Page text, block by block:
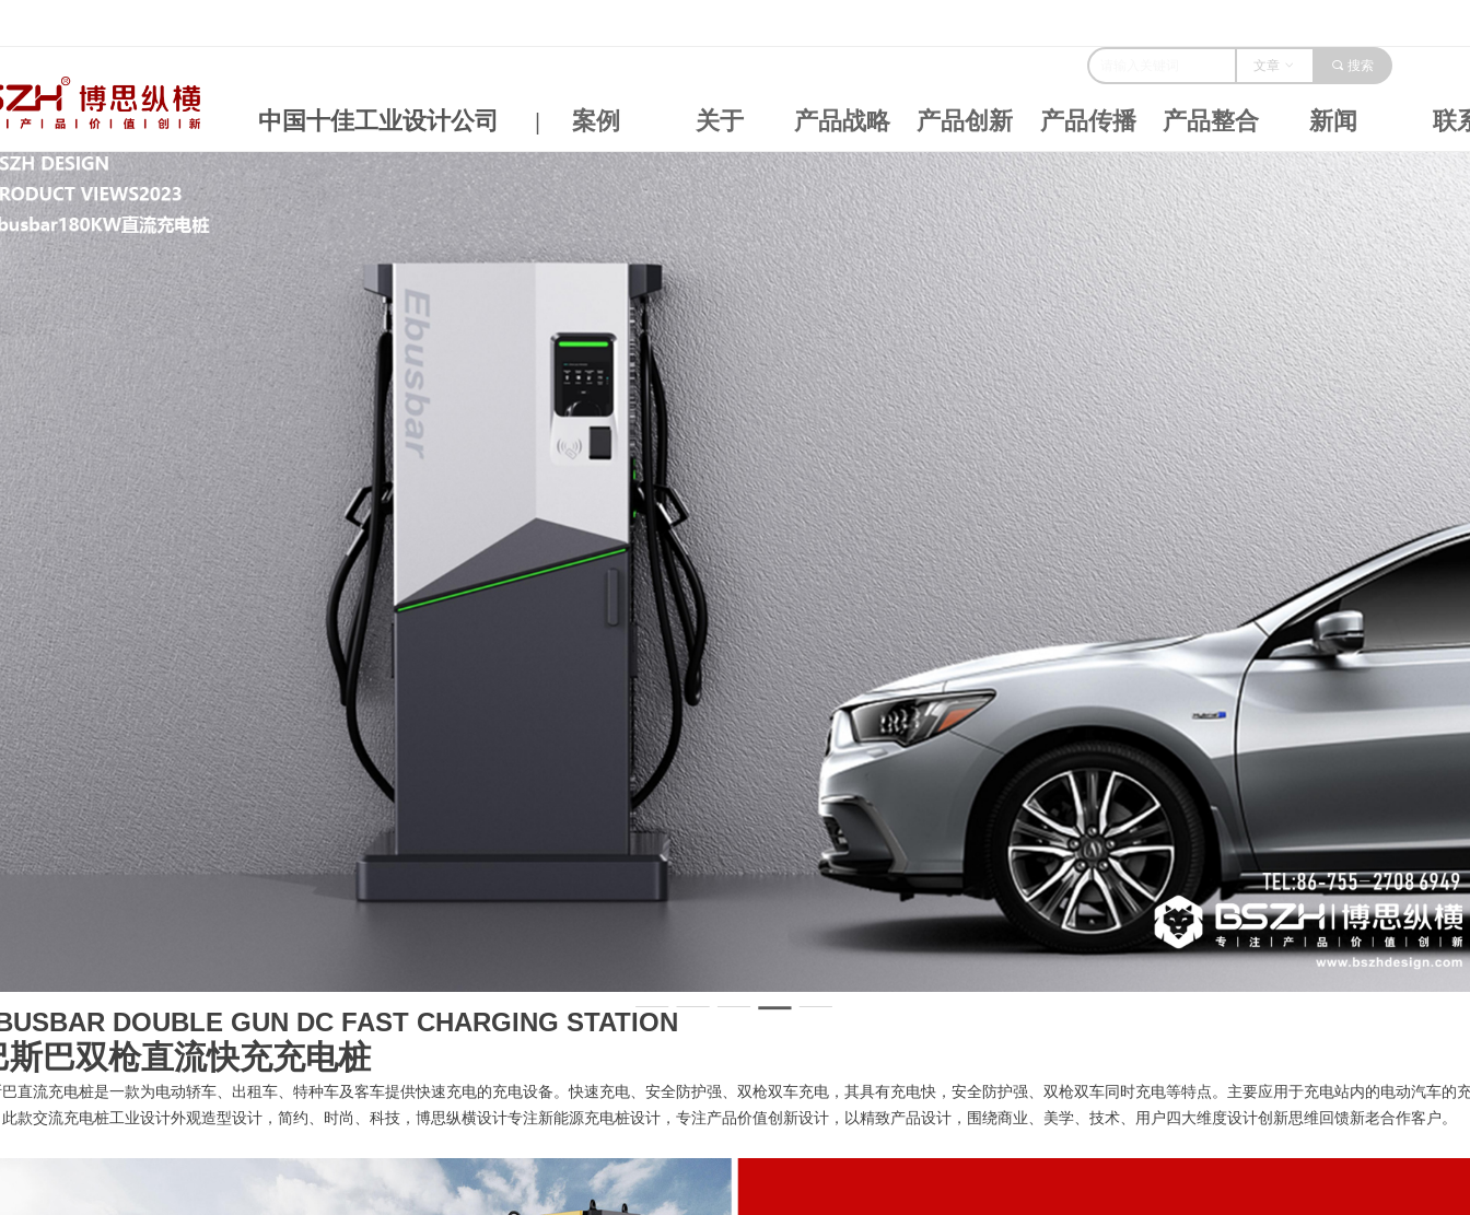
案例 关于 产品战略 产品创新 产品传播 产品整合 新闻 联
中国十佳工业设计公司 |
끠 搜索
文章 ꀁ
斯巴双枪直流快充充电桩
直流充电桩是一款为电动轿车、出租车、特种车及客车提供快速充电的充电设备。快速充电、安全防护强、双枪双车充电，其具有充电快，安全防护强、双枪双车同时充电等特点。主要应用于充电站内的电动汽车的
款交流充电桩工业设计外观造型设计，简约、时尚、科技，博思纵横设计专注新能源充电桩设计，专注产品价值创新设计，以精致产品设计，围绕商业、美学、技术、用户四大维度设计创新思维回馈新老合作客户。
DOUBLE GUN DC FAST CHARGING STATION